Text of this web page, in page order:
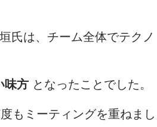
氏は、チーム全体でテクノ
味方 となったことでした。
もミーティングを重ねまし